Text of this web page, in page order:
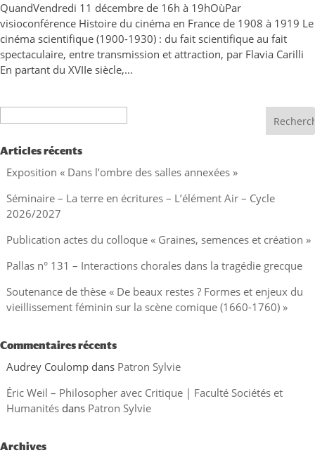
QuandVendredi 11 décembre de 16h à 19hOùPar
visioconférence Histoire du cinéma en France de 1908 à 1919 Le
cinéma scientifique (1900-1930) : du fait scientifique au fait
spectaculaire, entre transmission et attraction, par Flavia Carilli
En partant du XVIIe siècle,...
Articles récents
Exposition « Dans l’ombre des salles annexées »
Séminaire – La terre en écritures – L’élément Air – Cycle
2026/2027
Publication actes du colloque « Graines, semences et création »
Pallas n° 131 – Interactions chorales dans la tragédie grecque
Soutenance de thèse « De beaux restes ? Formes et enjeux du
vieillissement féminin sur la scène comique (1660-1760) »
Commentaires récents
Audrey Coulompdans Patron Sylvie
Éric Weil – Philosopher avec Critique | Faculté Sociétés et
Humanitésdans Patron Sylvie
Archives